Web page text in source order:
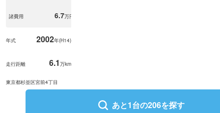
諸費用 6.7万円
年式 2002年(H14)
走行距離 6.1 万km
東京都杉並区宮前4丁目
あと1台の206を探す